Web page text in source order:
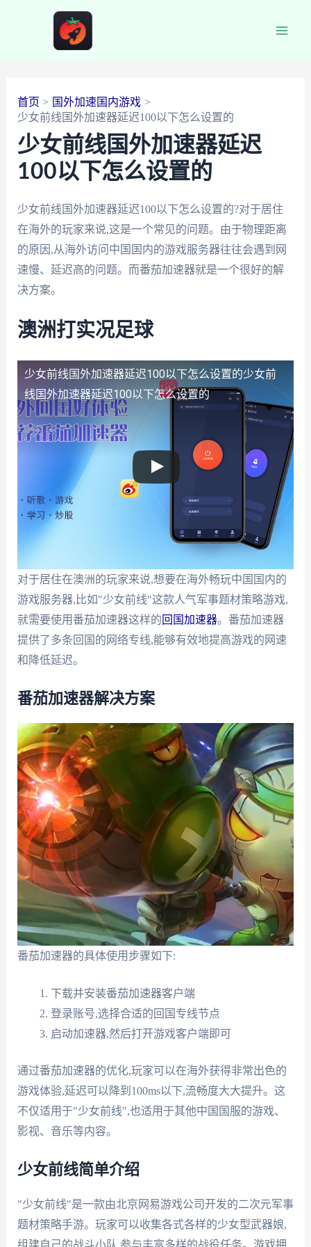
首页
国外加速国内游戏
少女前线国外加速器延迟100以下怎么设置的
少女前线国外加速器延迟
100以下怎么设置的
少女前线国外加速器延迟100以下怎么设置的?对于居住
在海外的玩家来说,这是一个常见的问题。由于物理距离
的原因,从海外访问中国国内的游戏服务器往往会遇到网
速慢、延迟高的问题。而番茄加速器就是一个很好的解
决方案。
澳洲打实况足球
少女前线国外加速器延迟100以下怎么设置的少女前
线国外加速器延迟100以下怎么设置的
对于居住在澳洲的玩家来说,想要在海外畅玩中国国内的
游戏服务器,比如"少女前线"这款人气军事题材策略游戏,
就需要使用番茄加速器这样的回国加速器。番茄加速器
提供了多条回国的网络专线,能够有效地提高游戏的网速
和降低延迟。
番茄加速器解决方案
番茄加速器的具体使用步骤如下:
下载并安装番茄加速器客户端
登录账号,选择合适的回国专线节点
启动加速器,然后打开游戏客户端即可
通过番茄加速器的优化,玩家可以在海外获得非常出色的
游戏体验,延迟可以降到100ms以下,流畅度大大提升。这
不仅适用于"少女前线",也适用于其他中国国服的游戏、
影视、音乐等内容。
少女前线简单介绍
"少女前线"是一款由北京网易游戏公司开发的二次元军事
题材策略手游。玩家可以收集各式各样的少女型武器娘,
组建自己的战斗小队,参与丰富多样的战役任务。游戏拥